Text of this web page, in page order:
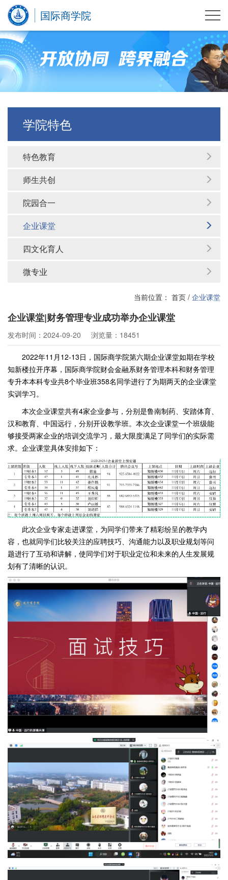
国际商学院
学院特色
特色教育
师生共创
院园合一
企业课堂
四文化育人
微专业
当前位置： 首页 / 企业课堂
企业课堂|财务管理专业成功举办企业课堂
发布时间：2024-09-20 浏览量：18451
2022年1 1月12-13日，国际商学院第六期企业课堂如期在学校
知新楼拉开序幕，国际商学院财会金融系财务管理本科和财务管理
专升本本科专业共8个毕业班358名同学进行了为期两天的企业课堂
实训学习。
本次企业课堂共有4家企业参与，分别是鲁南制药、安踏体育、
汉和教育、中国远行，分别开设教学班。本次企业课堂一个班级能
够接受两家企业的培训交流学习，最大限度满足了同学们的实际需
求。企业课堂具体安排如下：
此次企业专家走进课堂，为同学们带来了精彩纷呈的教学内
容，也就同学们比较关注的应聘技巧、沟通能力以及职业规划等问
题进行了互动和讲解，使同学们对于职业定位和未来的人生发展规
划有了清晰的认识。